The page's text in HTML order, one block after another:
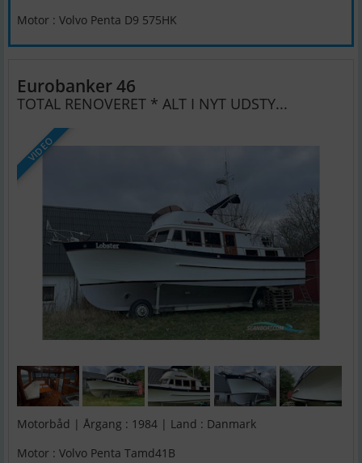
Motor : Volvo Penta D9 575HK
Eurobanker 46
TOTAL RENOVERET * ALT I NYT UDSTY...
VIDEO
Motorbåd | Årgang : 1984 | Land : Danmark
Motor : Volvo Penta Tamd41B